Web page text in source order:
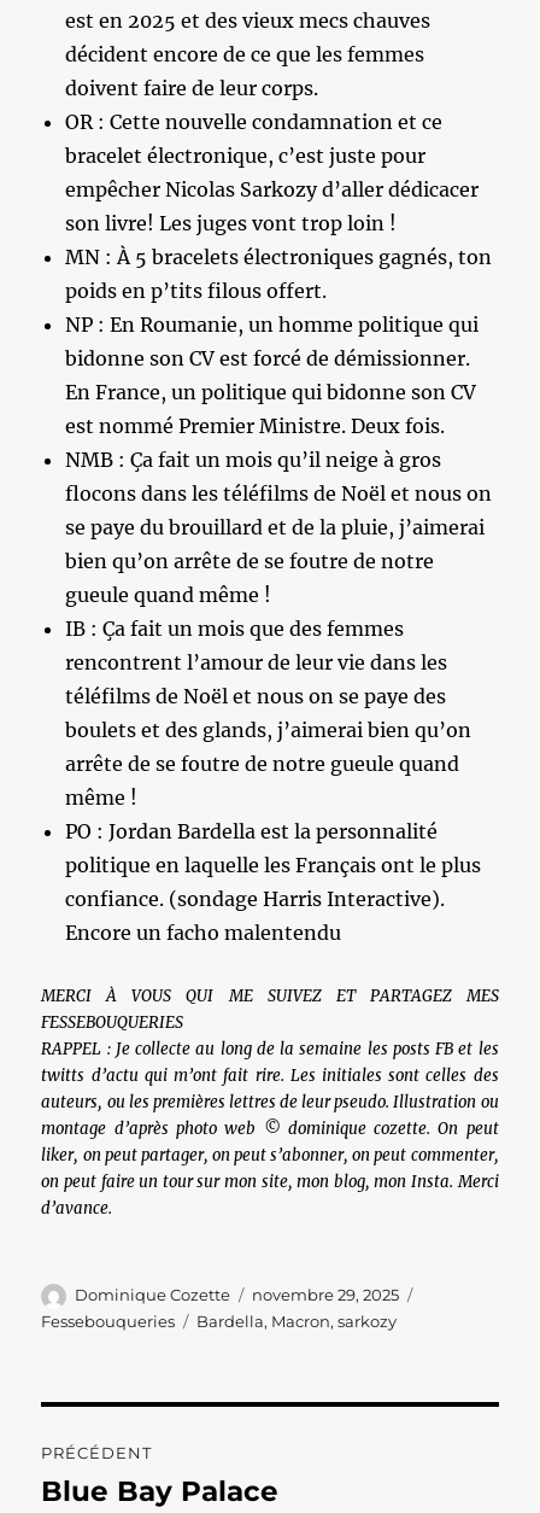
est en 2025 et des vieux mecs chauves
décident encore de ce que les femmes
doivent faire de leur corps.
OR : Cette nouvelle condamnation et ce
bracelet électronique, c’est juste pour
empêcher Nicolas Sarkozy d’aller dédicacer
son livre! Les juges vont trop loin !
MN : À 5 bracelets électroniques gagnés, ton
poids en p’tits filous offert.
NP : En Roumanie, un homme politique qui
bidonne son CV est forcé de démissionner.
En France, un politique qui bidonne son CV
est nommé Premier Ministre. Deux fois.
NMB : Ça fait un mois qu’il neige à gros
flocons dans les téléfilms de Noël et nous on
se paye du brouillard et de la pluie, j’aimerai
bien qu’on arrête de se foutre de notre
gueule quand même !
IB : Ça fait un mois que des femmes
rencontrent l’amour de leur vie dans les
téléfilms de Noël et nous on se paye des
boulets et des glands, j’aimerai bien qu’on
arrête de se foutre de notre gueule quand
même !
PO : Jordan Bardella est la personnalité
politique en laquelle les Français ont le plus
confiance. (sondage Harris Interactive).
Encore un facho malentendu
MERCI À VOUS QUI ME SUIVEZ ET PARTAGEZ MES
FESSEBOUQUERIES
RAPPEL : Je collecte au long de la semaine les posts FB et les
twitts d’actu qui m’ont fait rire. Les initiales sont celles des
auteurs, ou les premières lettres de leur pseudo. Illustration ou
montage d’après photo web © dominique cozette. On peut
liker, on peut partager, on peut s’abonner, on peut commenter,
on peut faire un tour sur mon site, mon blog, mon Insta. Merci
d’avance.
Auteur
Dominique Cozette
Publié
le
novembre 29, 2025
Fessebouqueries
Étiquettes
Bardella, Macron,sarkozy
de
PRÉCÉDENT
Publication
Blue Bay Palace